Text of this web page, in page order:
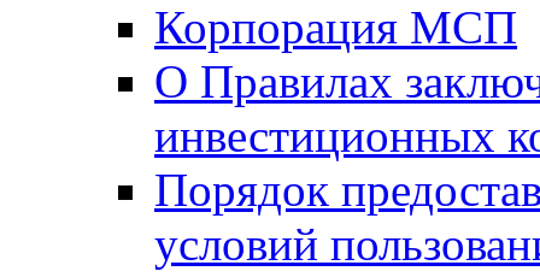
Корпорация МСП
О Правилах
инвестиционных
Порядок
условий